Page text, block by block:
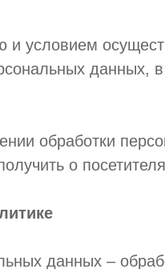
условием
данных,
обработки
о
данных –